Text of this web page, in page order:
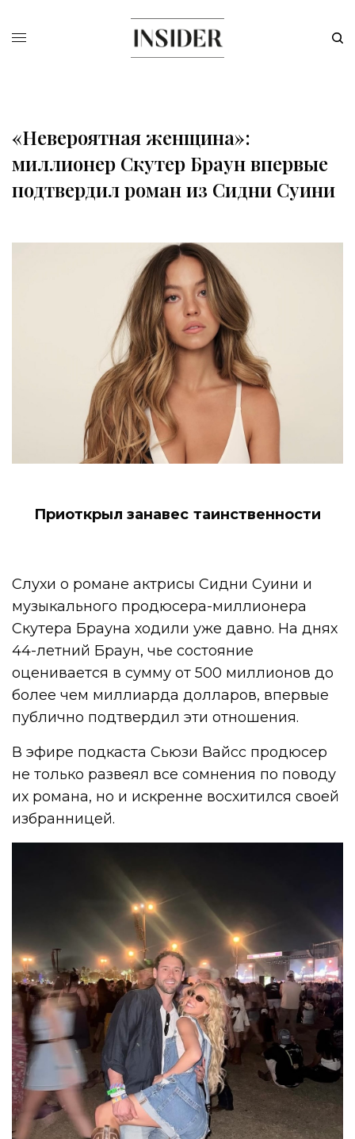
«Невероятная женщина»:
миллионер Скутер Браун впервые
подтвердил роман из Сидни Суини
Приоткрыл занавес таинственности
Слухи о романе актрисы Сидни Суини и
музыкального продюсера-миллионера
Скутера Брауна ходили уже давно. На днях
44-летний Браун, чье состояние
оценивается в сумму от 500 миллионов до
более чем миллиарда долларов, впервые
публично подтвердил эти отношения.
В эфире подкаста Сьюзи Вайсс продюсер
не только развеял все сомнения по поводу
их романа, но и искренне восхитился своей
избранницей.